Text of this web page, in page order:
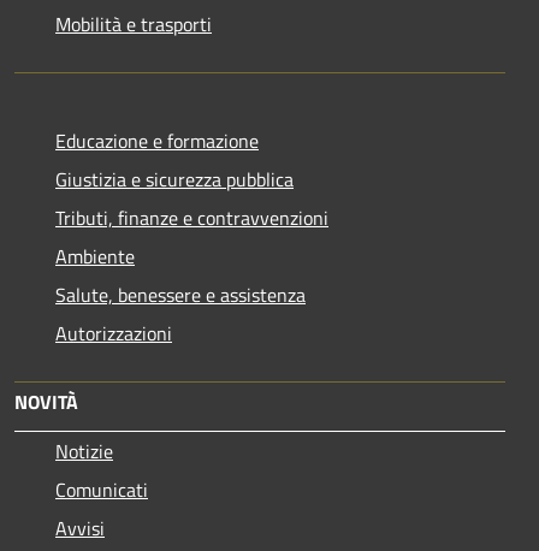
Mobilità e trasporti
Educazione e formazione
Giustizia e sicurezza pubblica
Tributi, finanze e contravvenzioni
Ambiente
Salute, benessere e assistenza
Autorizzazioni
NOVITÀ
Notizie
Comunicati
Avvisi